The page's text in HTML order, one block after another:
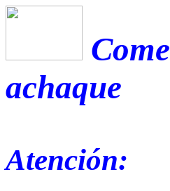
achaque
Atención: